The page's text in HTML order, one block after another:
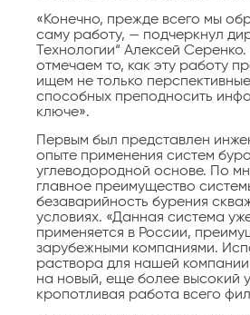
«Конечно, прежде всего мы
саму работу, — подчеркнул
Технологии“ Алексей
отмечаем то, как эту работу
ищем не только
способных преподносить
ключе».
Первым был представлен
опыте применения систем
углеводородной основе. По
главное преимущество
безаварийность бурения
условиях. «Данная система
применяется в России,
зарубежными компаниями.
раствора для нашей
на новый, еще более высокий
кропотливая работа всего